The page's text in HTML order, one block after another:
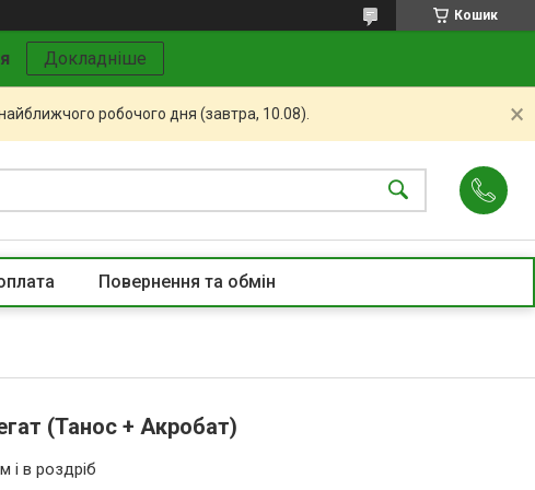
Кошик
Докладніше
робочого дня (завтра, 10.08).
Повернення та обмін
(Танос + Акробат)
і в роздріб